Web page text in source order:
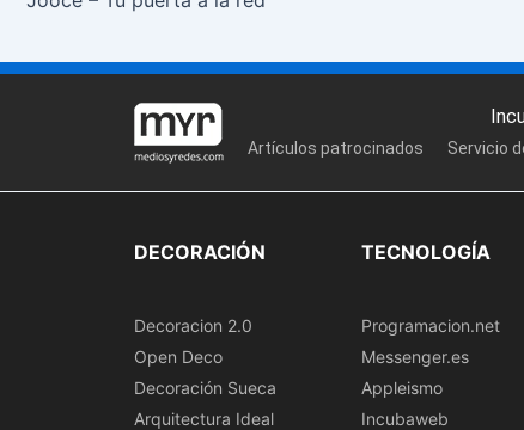
Artículos patrocinados Servicio
DECORACIÓN
Decoracion 2.0
Open Deco
Decoración Sueca
Arquitectura Ideal
TECNOLOGÍA
Programacion.net
Messenger.es
Appleismo
Incubaweb